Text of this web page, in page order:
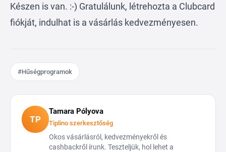
Készen is van. :-) Gratulálunk, létrehozta a Clubcard
fiókját, indulhat is a vásárlás kedvezményesen.
#Hűségprogramok
TP
Tamara Pólyova
Tiplino szerkesztőség
Okos vásárlásról, kedvezményekről és
cashbackről írunk. Teszteljük, hol lehet a